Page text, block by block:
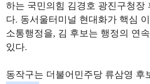
하는 국민의힘 김경호 광진구청장
다. 동서울터미널 현대화가 핵심
소통행정을, 김 후보는 행정의 연
있다.
동작구는 더불어민주당 류삼영 후